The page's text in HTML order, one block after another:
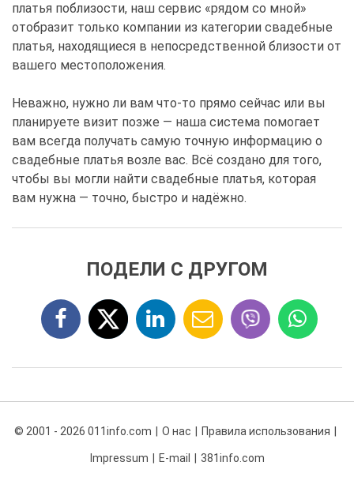
платья поблизости, наш сервис «рядом со мной»
отобразит только компании из категории свадебные
платья, находящиеся в непосредственной близости от
вашего местоположения.
Неважно, нужно ли вам что-то прямо сейчас или вы
планируете визит позже — наша система помогает
вам всегда получать самую точную информацию о
свадебные платья возле вас. Всё создано для того,
чтобы вы могли найти свадебные платья, которая
вам нужна — точно, быстро и надёжно.
ПОДЕЛИ С ДРУГОМ
© 2001 - 2026 011info.com О нас Правила использования
Impressum E-mail 381info.com